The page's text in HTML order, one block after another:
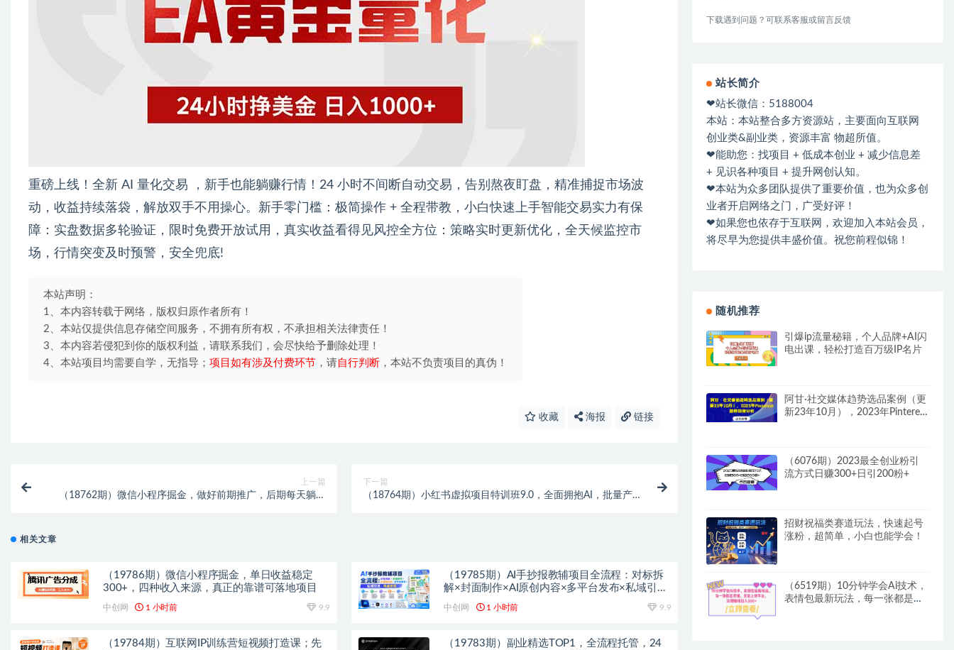
重磅上线！全新 AI 量化交易 ，新手也能躺赚行情！24 小时不间断自动交易，告别熬夜盯盘，精准捕捉市场波
动，收益持续落袋，解放双手不用操心。新手零门槛：极简操作 + 全程带教，小白快速上手智能交易实力有保
障：实盘数据多轮验证，限时免费开放试用，真实收益看得见风控全方位：策略实时更新优化，全天候监控市
场，行情突变及时预警，安全兜底!
本站声明：
1、本内容转载于网络，版权归原作者所有！
2、本站仅提供信息存储空间服务，不拥有所有权，不承担相关法律责任！
3、本内容若侵犯到你的版权利益，请联系我们，会尽快给予删除处理！
4、本站项目均需要自学，无指导； 项目如有涉及付费环节 ，请自行判断 ，本站不负责项目的真伪！
收藏 海报 链接
上一篇
（18762期）微信小程序掘金，做好前期推广，后期每天躺赚
下一篇
（18764期）小红书虚拟项目特训班9.0，全面拥抱AI，批量产出
相关文章
（19786期）微信小程序掘金，单日收益稳定
300+，四种收入来源，真正的靠谱可落地项目
中创网 1 小时前 9.9
（19785期）AI手抄报教辅项目全流程：对标拆
解×封面制作×AI原创内容×多平台发布×私域引流
中创网 1 小时前 9.9
（19784期）互联网IP训练营短视频打造课；先
（19783期）副业精选TOP1，全流程托管，24
下载遇到问题？可联系客服或留言反馈
站长简介
❤站长微信：5188004
本站：本站整合多方资源站，主要面向互联网
创业类&副业类，资源丰富 物超所值。
❤能助您：找项目 + 低成本创业 + 减少信息差
+ 见识各种项目 + 提升网创认知。
❤本站为众多团队提供了重要价值，也为众多创
业者开启网络之门，广受好评！
❤如果您也依存于互联网，欢迎加入本站会员，
将尽早为您提供丰盛价值。祝您前程似锦！
随机推荐
引爆ip流量秘籍，个人品牌+AI闪
电出课，轻松打造百万级IP名片
阿甘·社交媒体趋势选品案例（更
新23年10月），2023年Pinterest
（6076期）2023最全创业粉引
流方式日赚300+日引200粉+
招财祝福类赛道玩法，快速起号
涨粉，超简单，小白也能学会！
（6519期）10分钟学会Ai技术，
表情包最新玩法，每一张都是原